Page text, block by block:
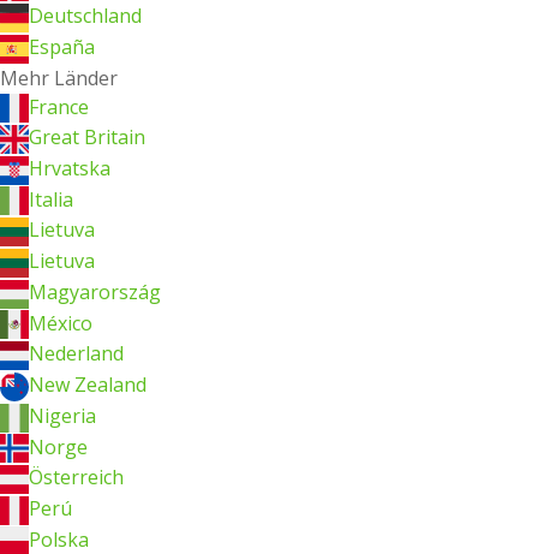
Deutschland
España
Mehr Länder
France
Great Britain
Hrvatska
Italia
Lietuva
Lietuva
Magyarország
México
Nederland
New Zealand
Nigeria
Norge
Österreich
Perú
Polska